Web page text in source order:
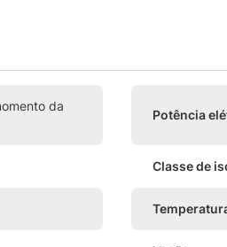
da
Potência
Classe de